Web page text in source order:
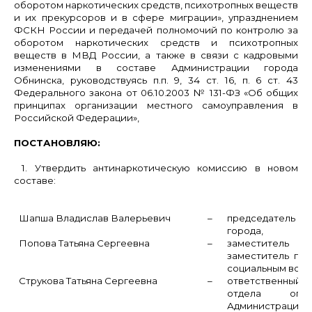
оборотом наркотических средств, психотропных веществ
и их прекурсоров и в сфере миграции», упразднением
ФСКН России и передачей полномочий по контролю за
оборотом наркотических средств и психотропных
веществ в МВД России, а также в связи с кадровыми
изменениями в составе Администрации города
Обнинска, руководствуясь п.п. 9, 34 ст. 16, п. 6 ст. 43
Федерального закона от 06.10.2003 № 131-ФЗ «Об общих
принципах организации местного самоуправления в
Российской Федерации»,
ПОСТАНОВЛЯЮ:
1. Утвердить антинаркотическую комиссию в новом
составе:
Шапша Владислав Валерьевич –
председатель
города,
Попова Татьяна Сергеевна
–
заместитель
заместитель
социальным
Струкова Татьяна Сергеевна
–
ответственный
отдела
Администрации